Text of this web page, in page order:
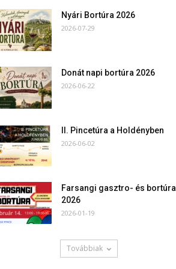
Nyári Bortúra 2026
2026-07-29
Donát napi bortúra 2026
2026-06-22
II. Pincetúra a Holdényben
2026-06-02
Farsangi gasztro- és bortúra
2026
2026-01-19
Továbbiak